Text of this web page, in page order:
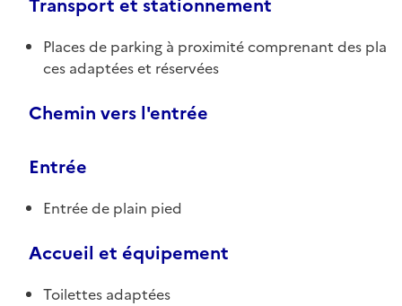
Places de parking à proximité comprenant des pla
ces adaptées et réservées
Chemin vers l'entrée
Entrée
Entrée de plain pied
Accueil et équipement
Toilettes adaptées